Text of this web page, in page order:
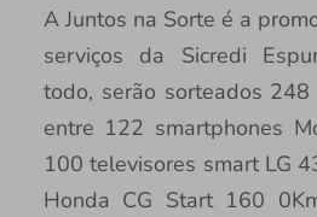
A Juntos na Sorte é a
serviços da Sicredi
todo, serão sorteados
entre 122 smartphones
100 televisores smart LG
Honda CG Start 160